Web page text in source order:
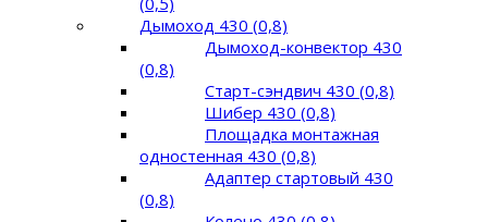
Дымоход 430 (0,8)
Дымоход-конвектор 430
(0,8)
Старт-сэндвич 430 (0,8)
Шибер 430 (0,8)
Площадка монтажная
одностенная 430 (0,8)
Адаптер стартовый 430
(0,8)